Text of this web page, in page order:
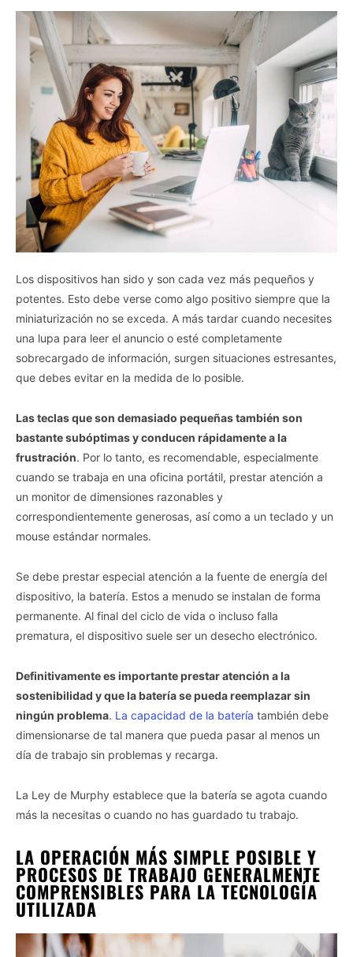
Los dispositivos han sido y son cada vez más pequeños y
potentes. Esto debe verse como algo positivo siempre que la
miniaturización no se exceda. A más tardar cuando necesites
una lupa para leer el anuncio o esté completamente
sobrecargado de información, surgen situaciones estresantes,
que debes evitar en la medida de lo posible.
Las teclas que son demasiado pequeñas también son
bastante subóptimas y conducen rápidamente a la
frustración. Por lo tanto, es recomendable, especialmente
cuando se trabaja en una oficina portátil, prestar atención a
un monitor de dimensiones razonables y
correspondientemente generosas, así como a un teclado y un
mouse estándar normales.
Se debe prestar especial atención a la fuente de energía del
dispositivo, la batería. Estos a menudo se instalan de forma
permanente. Al final del ciclo de vida o incluso falla
prematura, el dispositivo suele ser un desecho electrónico.
Definitivamente es importante prestar atención a la
sostenibilidad y que la batería se pueda reemplazar sin
ningún problema. La capacidad de la batería también debe
dimensionarse de tal manera que pueda pasar al menos un
día de trabajo sin problemas y recarga.
La Ley de Murphy establece que la batería se agota cuando
más la necesitas o cuando no has guardado tu trabajo.
LA OPERACIÓN MÁS SIMPLE POSIBLE Y
PROCESOS DE TRABAJO GENERALMENTE
COMPRENSIBLES PARA LA TECNOLOGÍA
UTILIZADA